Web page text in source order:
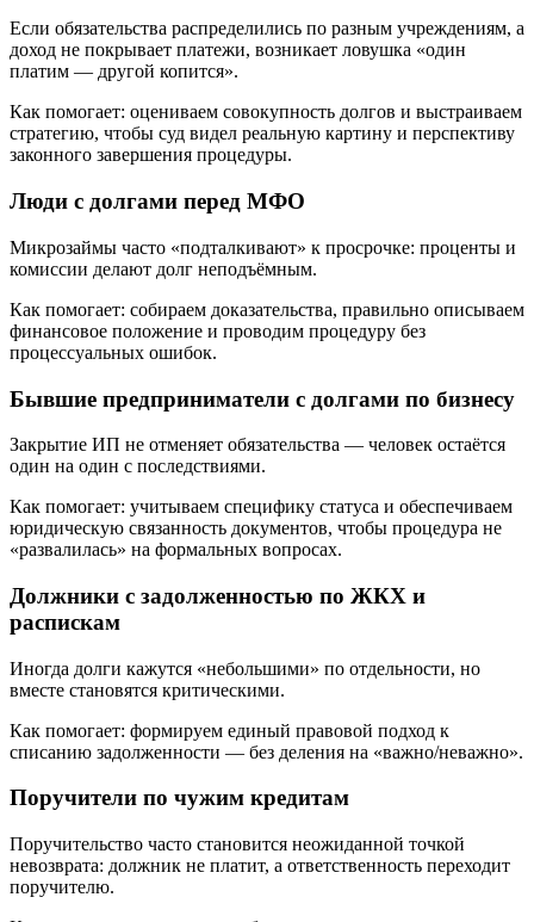
Если обязательства распределились по разным учреждениям, а
доход не покрывает платежи, возникает ловушка «один
платим — другой копится».
Как помогает: оцениваем совокупность долгов и выстраиваем
стратегию, чтобы суд видел реальную картину и перспективу
законного завершения процедуры.
Люди с долгами перед МФО
Микрозаймы часто «подталкивают» к просрочке: проценты и
комиссии делают долг неподъёмным.
Как помогает: собираем доказательства, правильно описываем
финансовое положение и проводим процедуру без
процессуальных ошибок.
Бывшие предприниматели с долгами по бизнесу
Закрытие ИП не отменяет обязательства — человек остаётся
один на один с последствиями.
Как помогает: учитываем специфику статуса и обеспечиваем
юридическую связанность документов, чтобы процедура не
«развалилась» на формальных вопросах.
Должники с задолженностью по ЖКХ и
распискам
Иногда долги кажутся «небольшими» по отдельности, но
вместе становятся критическими.
Как помогает: формируем единый правовой подход к
списанию задолженности — без деления на «важно/неважно».
Поручители по чужим кредитам
Поручительство часто становится неожиданной точкой
невозврата: должник не платит, а ответственность переходит
поручителю.